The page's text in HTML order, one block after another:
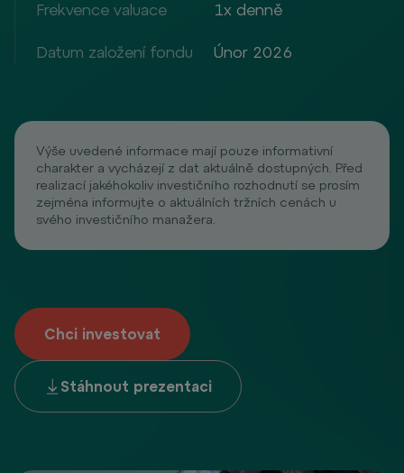
Frekvence valuace 1x denně
Datum založení fondu Únor 2026
Výše uvedené informace mají pouze informativní
charakter a vycházejí z dat aktuálně dostupných. Před
realizací jakéhokoliv investičního rozhodnutí se prosím
zejména informujte o aktuálních tržních cenách u
svého investičního manažera.
Chci investovat
Stáhnout prezentaci